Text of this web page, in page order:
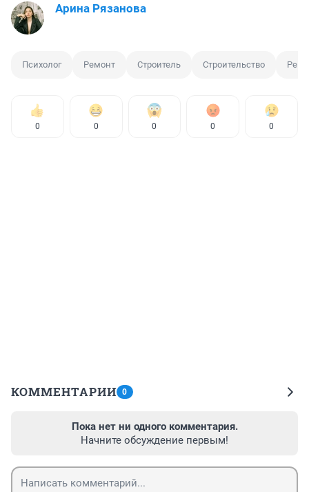
Арина Рязанова
Психолог Ремонт Строитель Строительство
0 0 0 0 0
КОММЕНТАРИИ 0
Пока нет ни одного комментария.
Начните обсуждение первым!